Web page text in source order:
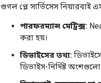
গুগল প্লে সার্ভিসেস
পারফরম্যান্স মেট্রিক্স:
করা হয়।
ডিভাইসের তথ্য:
ডিভাইস-নির্দিষ্ট